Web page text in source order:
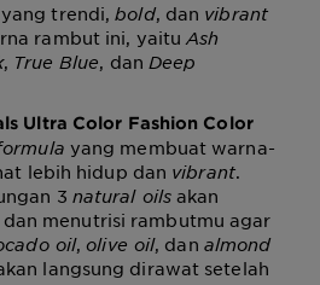
trendi,bold, dan vibrant
rambut ini, yaituAsh
, True Blue, dan Deep
Ultra Color Fashion Color
yang membuat warna-
lebih hidup dan vibrant.
3 natural oilsakan
menutrisi rambutmu agar
oil,olive oil, dan almond
langsung dirawat setelah